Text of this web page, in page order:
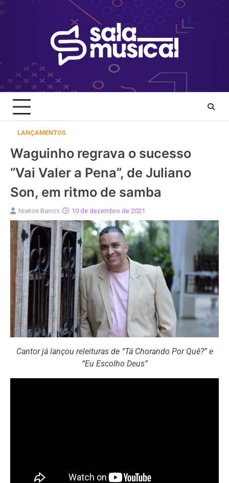
Skip
to
LANÇAMENTOS
Waguinho regrava o sucesso
“Vai Valer a Pena”, de Juliano
Son, em ritmo de samba
Niwton Barros 10 de dezembro de 2021
Cantor já lançou releituras de “Tá Chorando Por Quê?” e
“Eu Escolho Deus”